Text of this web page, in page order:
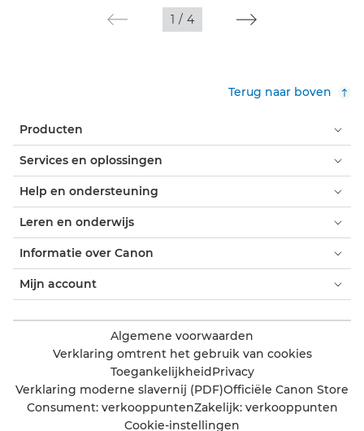
1 / 4
Terug naar boven
Producten
Services en oplossingen
Help en ondersteuning
Leren en onderwijs
Informatie over Canon
Mijn account
Algemene voorwaarden
Verklaring omtrent het gebruik van cookies
Toegankelijkheid Privacy
Verklaring moderne slavernij (PDF)Officiële Canon Store
Consument: verkooppuntenZakelijk: verkooppunten
Cookie-instellingen